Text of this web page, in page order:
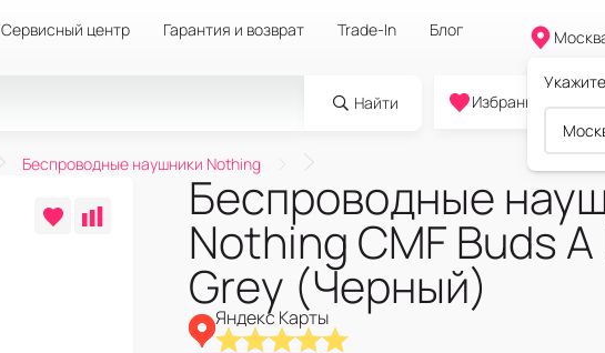
Сервисный центр Гарантия и возврат Trade-In Блог
Найти
0
Избранное
Беспроводные наушники Nothing
Беспроводные
Nothing CMF Buds A
Grey (Черный)
Яндекс Карты